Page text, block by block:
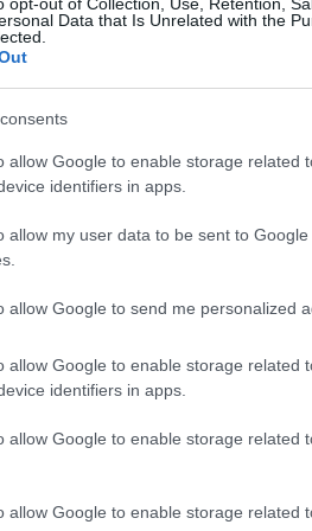
Data that Is Unrelated with the
allow Google to enable storage related
identifiers in apps.
allow my user data to be sent to
allow Google to send me personalized
allow Google to enable storage related
identifiers in apps.
allow Google to enable storage related
allow Google to enable storage related
y previene las infecciones
atleta o la tiña del pie.
unos minutos.
una agradable
tipo de calzado: de vestir,
Recipiente a presión
los organismos acuáticos, con